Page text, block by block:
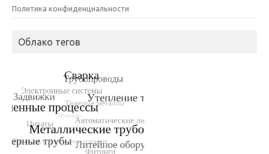
Политика конфиденциальности
Облако тегов